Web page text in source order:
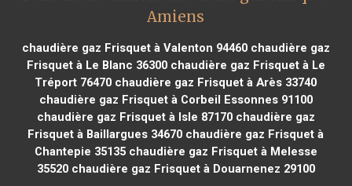
Amiens
chaudière gaz Frisquet à Valenton 94460chaudière gaz
Frisquet à Le Blanc 36300chaudière gaz Frisquet à Le
Tréport 76470 chaudière gaz Frisquet à Arès 33740
chaudière gaz Frisquet à Corbeil Essonnes 91100
chaudière gaz Frisquet à Isle 87170chaudière gaz
Frisquet à Baillargues 34670 chaudière gaz Frisquet à
Chantepie 35135chaudière gaz Frisquet à Melesse
35520chaudière gaz Frisquet à Douarnenez 29100